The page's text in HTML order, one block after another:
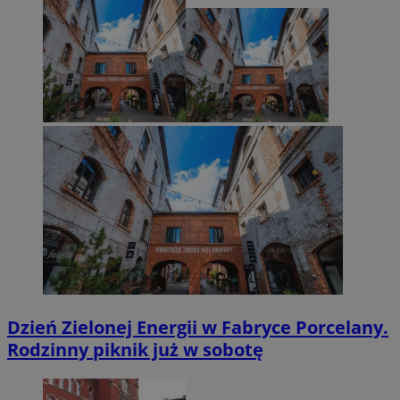
Dzień Zielonej Energii w Fabryce Porcelany.
Rodzinny piknik już w sobotę